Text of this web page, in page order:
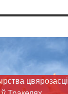
цвярозасці